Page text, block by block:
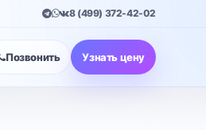
8 (499) 372-42-02
Позвонить Узнать цену